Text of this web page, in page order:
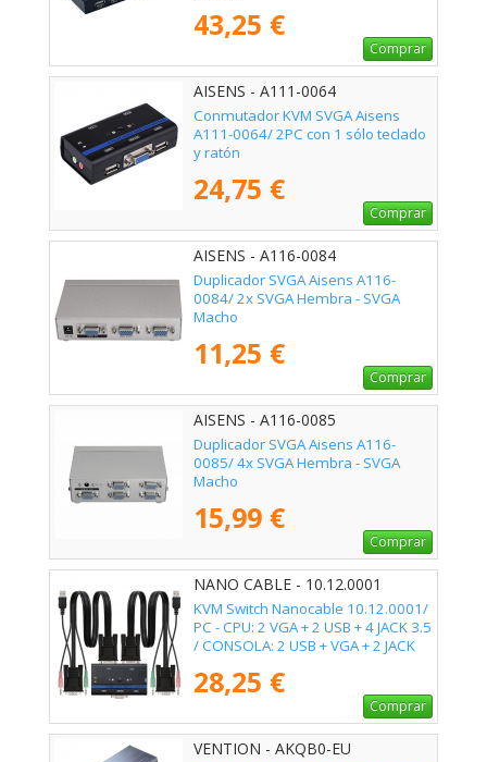
43,25 €
Comprar
AISENS - A111-0064
Conmutador KVM SVGA Aisens
A111-0064/ 2PC con 1 sólo teclado
y ratón
24,75 €
Comprar
AISENS - A116-0084
Duplicador SVGA Aisens A116-
0084/ 2x SVGA Hembra - SVGA
Macho
11,25 €
Comprar
AISENS - A116-0085
Duplicador SVGA Aisens A116-
0085/ 4x SVGA Hembra - SVGA
Macho
15,99 €
Comprar
NANO CABLE - 10.12.0001
KVM Switch Nanocable 10.12.0001/
PC - CPU: 2 VGA + 2 USB + 4 JACK 3.5
/ CONSOLA: 2 USB + VGA + 2 JACK
28,25 €
Comprar
VENTION - AKQB0-EU